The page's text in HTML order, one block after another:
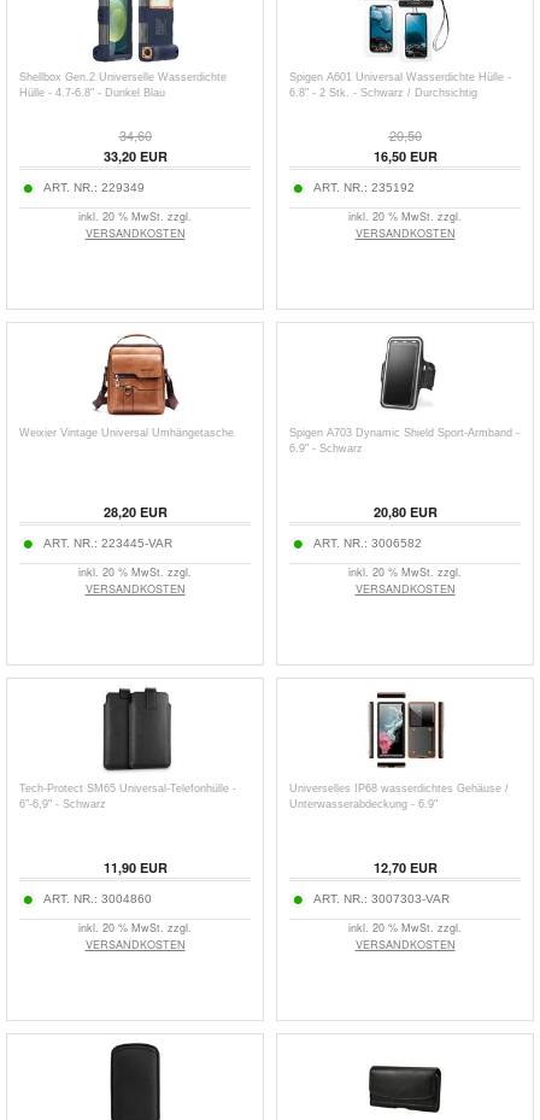
Shellbox Gen.2 Universelle Wasserdichte
Hülle - 4.7-6.8" - Dunkel Blau
34,60
33,20EUR
ART. NR.: 229349
inkl. 20 % MwSt. zzgl.
VERSANDKOSTEN
Spigen A601 Universal Wasserdichte Hülle -
6.8" - 2 Stk. - Schwarz / Durchsichtig
20,50
16,50EUR
ART. NR.: 235192
inkl. 20 % MwSt. zzgl.
VERSANDKOSTEN
Weixier Vintage Universal Umhängetasche
28,20EUR
ART. NR.: 223445-VAR
inkl. 20 % MwSt. zzgl.
VERSANDKOSTEN
Spigen A703 Dynamic Shield Sport-Armband -
6.9" - Schwarz
20,80EUR
ART. NR.: 3006582
inkl. 20 % MwSt. zzgl.
VERSANDKOSTEN
Tech-Protect SM65 Universal-Telefonhülle -
6"-6,9" - Schwarz
11,90EUR
ART. NR.: 3004860
inkl. 20 % MwSt. zzgl.
VERSANDKOSTEN
Universelles IP68 wasserdichtes Gehäuse /
Unterwasserabdeckung - 6.9"
12,70EUR
ART. NR.: 3007303-VAR
inkl. 20 % MwSt. zzgl.
VERSANDKOSTEN